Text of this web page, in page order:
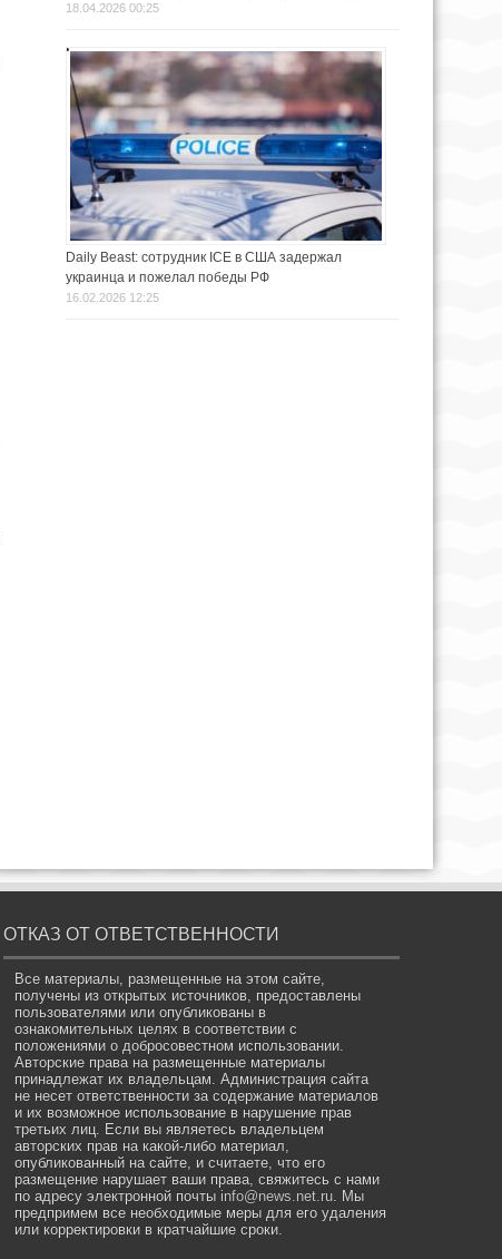
18.04.2026 00:25
Daily Beast: сотрудник ICE в США задержал
украинца и пожелал победы РФ
16.02.2026 12:25
ОТКАЗ ОТ ОТВЕТСТВЕННОСТИ
Все материалы, размещенные на этом сайте,
получены из открытых источников, предоставлены
пользователями или опубликованы в
ознакомительных целях в соответствии с
положениями о добросовестном использовании.
Авторские права на размещенные материалы
принадлежат их владельцам. Администрация сайта
не несет ответственности за содержание материалов
и их возможное использование в нарушение прав
третьих лиц. Если вы являетесь владельцем
авторских прав на какой-либо материал,
опубликованный на сайте, и считаете, что его
размещение нарушает ваши права, свяжитесь с нами
по адресу электронной почты info@news.net.ru. Мы
предпримем все необходимые меры для его удаления
или корректировки в кратчайшие сроки.